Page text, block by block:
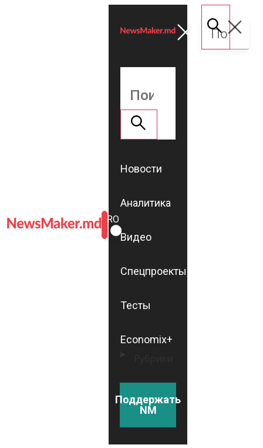
ROMÂNĂ
RU
Новости
Аналитика
Видео
Спецпроекты
Тесты
Economix+
Поддержать
NM